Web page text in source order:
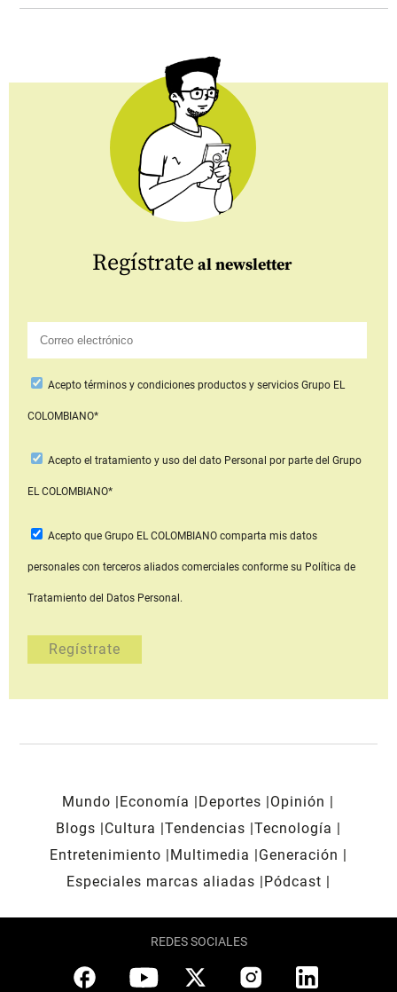
Regístrate al newsletter
Aceptotérminos y condiciones productos y serviciosGrupo EL
COLOMBIANO*
Acepto el tratamiento y uso del dato Personal por parte del Grupo
EL COLOMBIANO*
Acepto que Grupo EL COLOMBIANOcomparta mis datos
personales con terceros aliados comerciales conforme su Política de
Tratamiento del Datos Personal.
Mundo Economía Deportes
Opinión
Blogs
Cultura Tendencias Tecnología
Entretenimiento
Multimedia
Generación
Especiales marcas aliadas
Pódcast
REDES SOCIALES